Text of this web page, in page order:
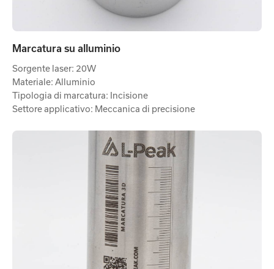
Marcatura su alluminio
Sorgente laser: 20W
Materiale: Alluminio
Tipologia di marcatura: Incisione
Settore applicativo: Meccanica di precisione